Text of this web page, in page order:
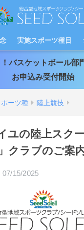
実施スポーツ種目
！バスケットボール
お申込み受付開始
ーツ種 陸上競技
ユの陸上スク
クラブのご案
07/15/2025